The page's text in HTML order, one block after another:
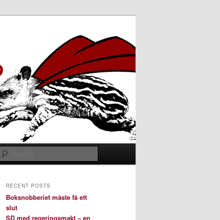
RECENT POSTS
Boksnobberiet måste få ett
slut
SD med regeringsmakt – en